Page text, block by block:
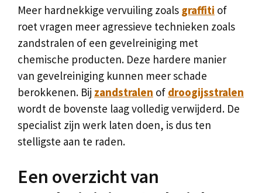
Meer hardnekkige vervuiling zoals graffiti of
roet vragen meer agressieve technieken zoals
zandstralen of een gevelreiniging met
chemische producten. Deze hardere manier
van gevelreiniging kunnen meer schade
berokkenen. Bij zandstralen of droogijsstralen
wordt de bovenste laag volledig verwijderd. De
specialist zijn werk laten doen, is dus ten
stelligste aan te raden.
Een overzicht van